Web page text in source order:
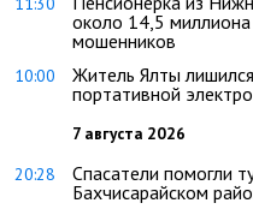
около 14,5 миллиона
мошенников
10:00
Житель Ялты
портативной
7 августа 2026
20:28
Спасатели помогли
Бахчисарайском